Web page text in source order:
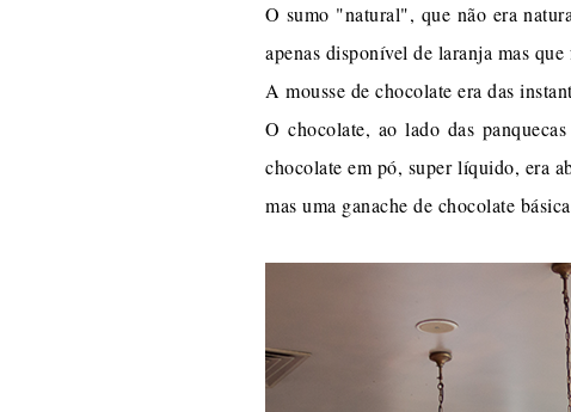
O sumo "natural", que não era
apenas disponível de laranja mas que
A mousse de chocolate era das
O chocolate, ao lado das
chocolate em pó, super líquido, era
mas uma ganache de chocolate